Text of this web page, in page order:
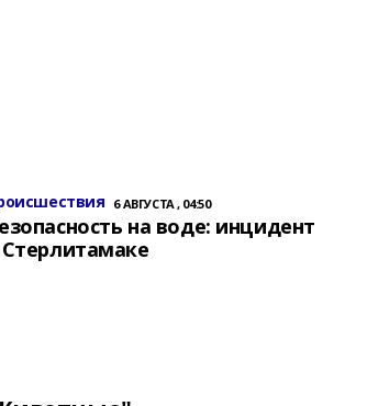
6 АВГУСТА , 04:50
на воде: инцидент
Стерлитамаке